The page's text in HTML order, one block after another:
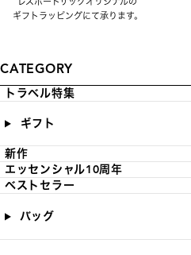
ギフトラッピングにて承ります。
CATEGORY
トラベル特集
ギフト
新作
エッセンシャル10周年
ベストセラー
バッグ